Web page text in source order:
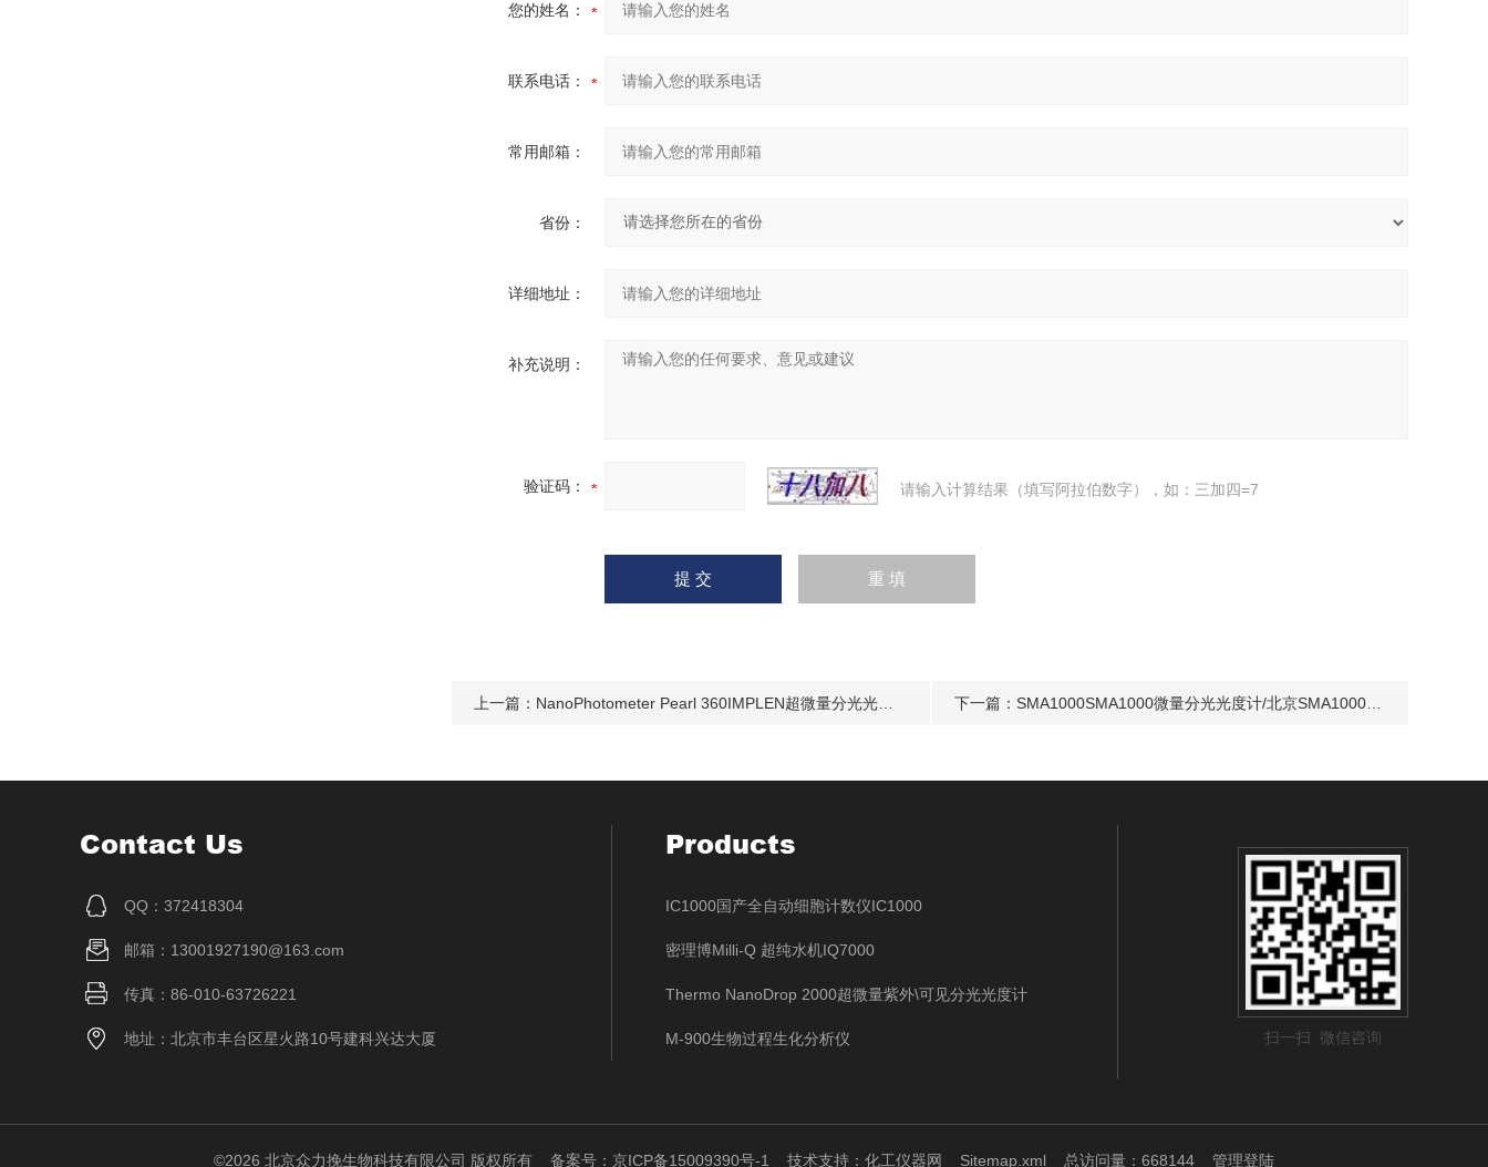
您的姓名：
联系电话：
常用邮箱：
省份：
详细地址：
补充说明：
验证码： 请输入计算结果（填写阿拉伯数字），如：三加四=7
上一篇： NanoPhotometer Pearl 360IMPLEN超微量分光光度计价格/德国IMPLEN微量分光光度计中国区理 下一篇： SMA1000SMA1000微量分光光度计/北京SMA1000分光光度计价格/性价比*的分光光度计
Contact Us
QQ：372418304
邮箱：13001927190@163.com
传真：86-010-63726221
地址：北京市丰台区星火路10号建科兴达大厦
Products
IC1000国产全自动细胞计数仪IC1000
密理博Milli-Q 超纯水机IQ7000
Thermo NanoDrop 2000超微量紫外\可见分光光度计
M-900生物过程生化分析仪 扫一扫 微信咨询
©2026 北京众力挽生物科技有限公司 版权所有 备案号：京ICP备15009390号-1 技术支持： 化工仪器网 Sitemap.xml 总访问量：668144 管理登陆